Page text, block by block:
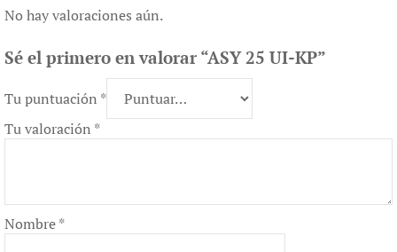
No hay valoraciones aún.
Sé el primero en valorar “ASY 25 UI-KP”
Tu puntuación *
Tu valoración *
Nombre*